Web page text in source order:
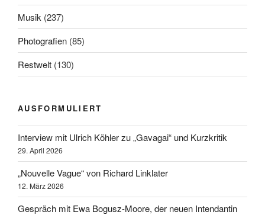
Musik (237)
Photografien (85)
Restwelt (130)
AUSFORMULIERT
Interview mit Ulrich Köhler zu „Gavagai“ und Kurzkritik
29. April 2026
„Nouvelle Vague“ von Richard Linklater
12. März 2026
Gespräch mit Ewa Bogusz-Moore, der neuen Intendantin